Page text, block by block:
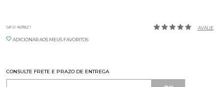
SKU 401827 AVALIE
ADICIONAR AOS MEUS FAVORITOS
CONSULTE FRETE E PRAZO DE ENTREGA